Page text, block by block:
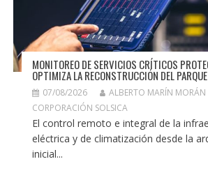
MONITOREO DE SERVICIOS CRÍTICOS
OPTIMIZA LA RECONSTRUCCIÓN DEL
07/08/2026
ALBERTO MARÍN MORÁN
CORPORACIÓN SOLSICA
El control remoto e integral de la
eléctrica y de climatización desde la
inicial...